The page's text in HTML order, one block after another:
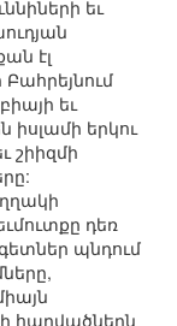
եւ
էլ
եւ
իսլամի երկու
շիիզմի
դեռ
պնդում
հարվածներն